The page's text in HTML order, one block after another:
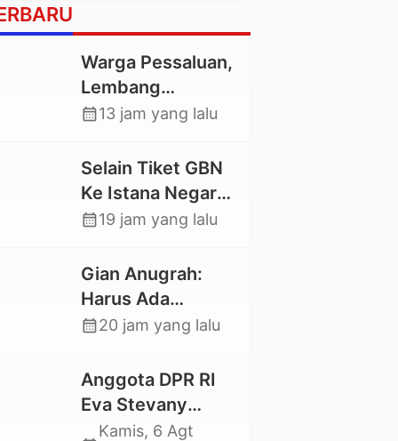
Warga Pessaluan,
Lembang
Gandangbatu
Jalan Kabupaten
calendar_month13 jam yang lalu
Selain Tiket GBN
Ke Istana Negara,
Mahasiswa UKI
juga Lolos ke
Pekan Seni
Mahasiswa
calendar_month19 jam yang lalu
Gian Anugrah:
Harus Ada
Kepastian Hukum
Agar Keluarga
tidak Larut dalam
Trauma dan
calendar_month20 jam yang lalu
Anggota DPR RI
Eva Stevany
Rataba Salurkan
Kamis, 6 Agt